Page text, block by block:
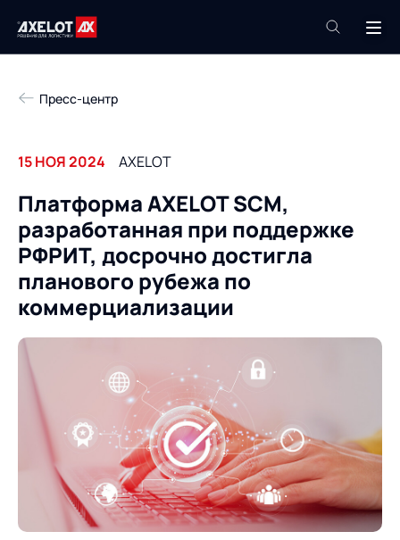
Техподдержка
Компания
Продукты
Роботизация
Академия
База знаний
Услуги
Пресс-центр
Проекты
Контакты
О компании
О компании
ИТ-аккредитация
Партнеры
Импортозамещение
Продукты
Управление цепями
поставок
Оптимизация в цепях
поставок
Услуги
Пресс-центр
15 НОЯ 2024 AXELOT
Платформа AXELOT SCM,
разработанная при поддержке
РФРИТ, досрочно достигла
планового рубежа по
коммерциализации